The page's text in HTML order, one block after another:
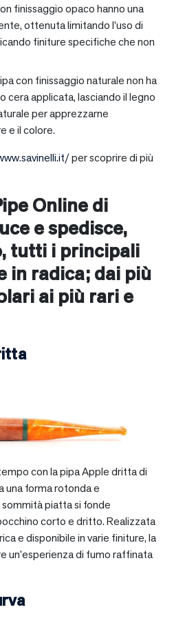
finissaggio opaco hanno una
ottenuta limitando l’uso di
finiture specifiche che non
con finissaggio naturale non ha
cera applicata, lasciando il legno
per apprezzarne
e il colore.
per scoprire di più
Online di
e spedisce,
, tutti i principali
in radica; dai più
ai più rari e
con la pipa Apple dritta di
una forma rotonda e
piatta si fonde
corto e dritto. Realizzata
e disponibile in varie finiture, la
un’esperienza di fumo raffinata